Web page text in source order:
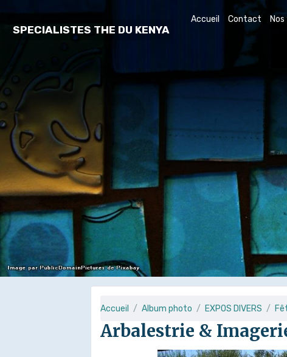
SPECIALISTES THE DU KENYA
Accueil Contact
Accueil Album photo EXPOS DIVERS
Arbalestrie &